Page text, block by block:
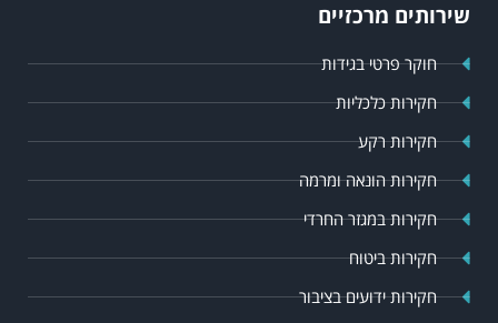
שירותים מרכזיים
חוקר פרטי בגידות
חקירות כלכליות
חקירות רקע
חקירות הונאה ומרמה
חקירות במגזר החרדי
חקירות ביטוח
חקירות ידועים בציבור